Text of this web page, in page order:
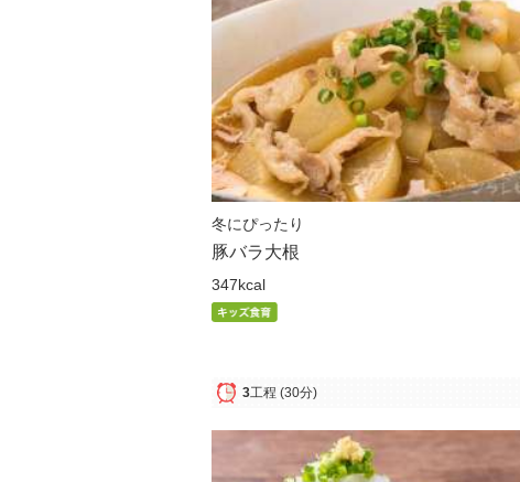
冬にぴったり
豚バラ大根
347kcal
3工程 (30分)